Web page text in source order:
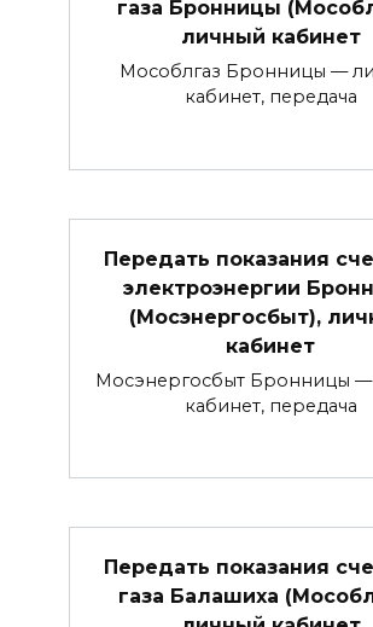
газа Бронницы
личный кабинет
Мособлгаз Бронницы —
кабинет, передача
Передать показания
электроэнергии
(Мосэнергосбыт),
кабинет
Мосэнергосбыт Бронницы
кабинет, передача
Передать показания
газа Балашиха